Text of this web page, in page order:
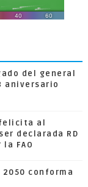
del general
aniversario
felicita al
declarada RD
FAO
2050 conforma